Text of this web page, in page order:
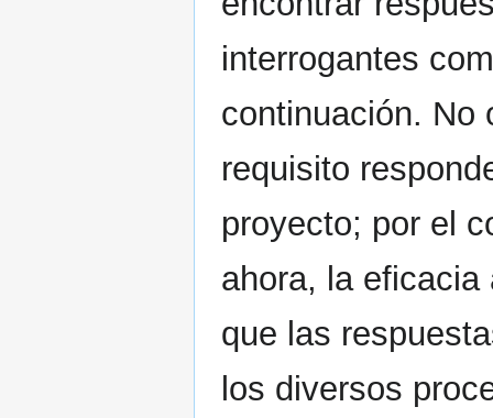
interrogantes
continuación. No
requisito
proyecto; por el
ahora, la eficacia
que las
los diversos